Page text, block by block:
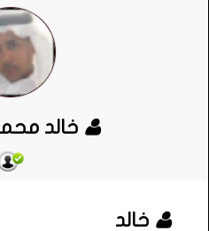
خالد
خالد